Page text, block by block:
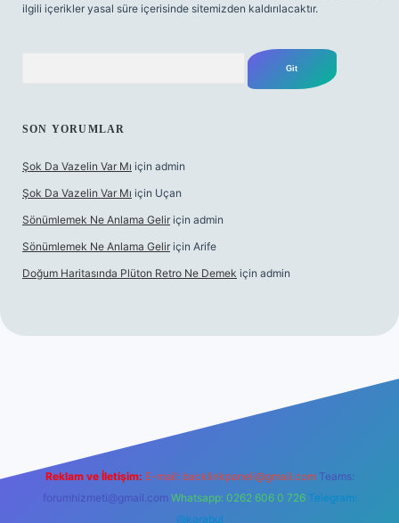
ilgili içerikler yasal süre içerisinde sitemizden kaldırılacaktır.
SON YORUMLAR
Şok Da Vazelin Var Mı için admin
Şok Da Vazelin Var Mı için Uçan
Sönümlemek Ne Anlama Gelir için admin
Sönümlemek Ne Anlama Gelir için Arife
Doğum Haritasında Plüton Retro Ne Demek için admin
Reklam ve İletişim: E-mail: backlinkpaneli@gmail.com Teams:
forumhizmeti@gmail.com Whatsapp: 0262 606 0 726 Telegram:
@karabul